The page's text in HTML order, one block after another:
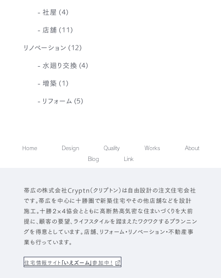
社屋 (4)
店舗 (11)
リノベーション (12)
水廻り交換 (4)
増築 (1)
リフォーム (5)
Home Design Quality Works
About
Blog
Link
帯広の株式会社Cryptn（クリプトン）は自由設計の注文住宅会社
です。帯広を中心に十勝圏で新築住宅やその他店舗などを設計
施工。十勝２×４協会とともに高断熱高気密な住まいづくりを大前
提に、顧客の要望、ライフスタイルを踏まえたワクワクするプランニン
グを得意としています。店舗、リフォーム・リノベーション・不動産事
業も行っています。
住宅情報サイト「いえズーム」参加中！